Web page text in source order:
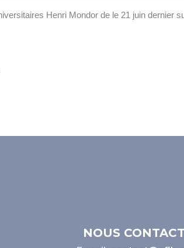
Henri Mondor de le 21 juin dernier
NOUS